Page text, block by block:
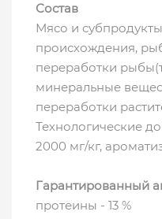
Состав
Мясо и
происхождения,
переработки
минеральные
переработки
Технологические
2000 мг/кг,
Гарантированный
протеины - 13 %